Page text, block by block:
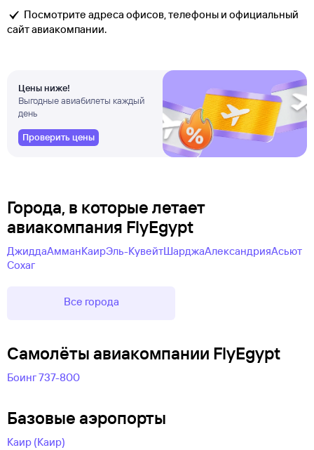
Посмотрите адреса офисов, телефоны и официальный
сайт авиакомпании.
Цены ниже!
Выгодные авиабилеты каждый
день
Проверить цены
Города, в которые летает
авиакомпания FlyEgypt
ДжиддаАмманКаирЭль-КувейтШарджаАлександрияАсьют
Сохаг
Все города
Самолëты авиакомпании FlyEgypt
Боинг 737-800
Базовые аэропорты
Каир (Каир)